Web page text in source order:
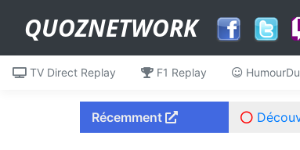
QUOZNETWORK
TV Direct Replay F1 Replay
Récemment